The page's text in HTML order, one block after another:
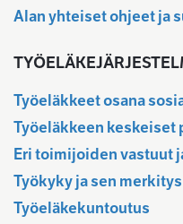
Alan yhteiset ohjeet ja
Työeläkkeet osana
Työeläkkeen keskeiset
Eri toimijoiden vastuut
Työkyky ja sen merkitys
Työeläkekuntoutus